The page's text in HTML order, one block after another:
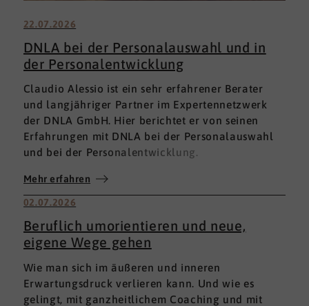
22.07.2026
DNLA bei der Personalauswahl und in
der Personalentwicklung
Claudio Alessio ist ein sehr erfahrener Berater
und langjähriger Partner im Expertennetzwerk
der DNLA GmbH. Hier berichtet er von seinen
Erfahrungen mit DNLA bei der Personalauswahl
und bei der Personalentwicklung.
Mehr erfahren
02.07.2026
Beruflich umorientieren und neue,
eigene Wege gehen
Wie man sich im äußeren und inneren
Erwartungsdruck verlieren kann. Und wie es
gelingt, mit ganzheitlichem Coaching und mit